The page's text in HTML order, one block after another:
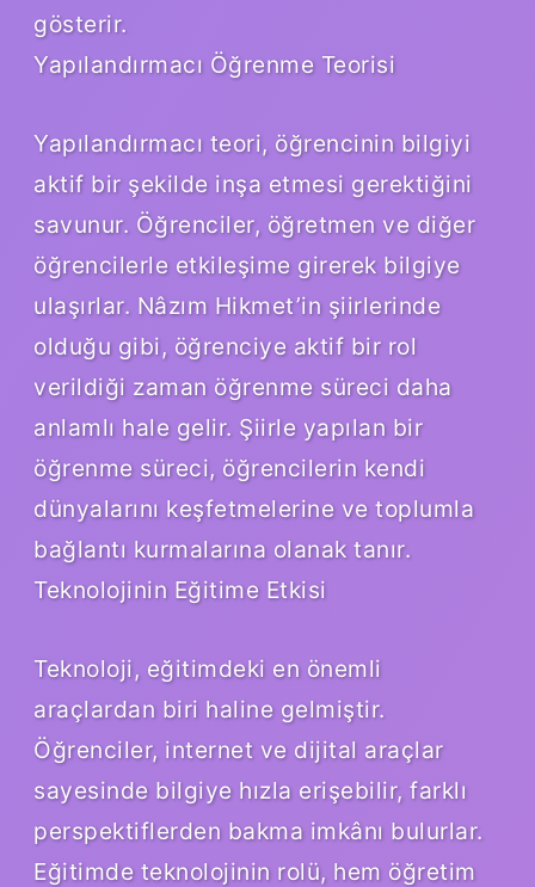
gösterir.
Yapılandırmacı Öğrenme Teorisi
Yapılandırmacı teori, öğrencinin bilgiyi
aktif bir şekilde inşa etmesi gerektiğini
savunur. Öğrenciler, öğretmen ve diğer
öğrencilerle etkileşime girerek bilgiye
ulaşırlar. Nâzım Hikmet’in şiirlerinde
olduğu gibi, öğrenciye aktif bir rol
verildiği zaman öğrenme süreci daha
anlamlı hale gelir. Şiirle yapılan bir
öğrenme süreci, öğrencilerin kendi
dünyalarını keşfetmelerine ve toplumla
bağlantı kurmalarına olanak tanır.
Teknolojinin Eğitime Etkisi
Teknoloji, eğitimdeki en önemli
araçlardan biri haline gelmiştir.
Öğrenciler, internet ve dijital araçlar
sayesinde bilgiye hızla erişebilir, farklı
perspektiflerden bakma imkânı bulurlar.
Eğitimde teknolojinin rolü, hem öğretim